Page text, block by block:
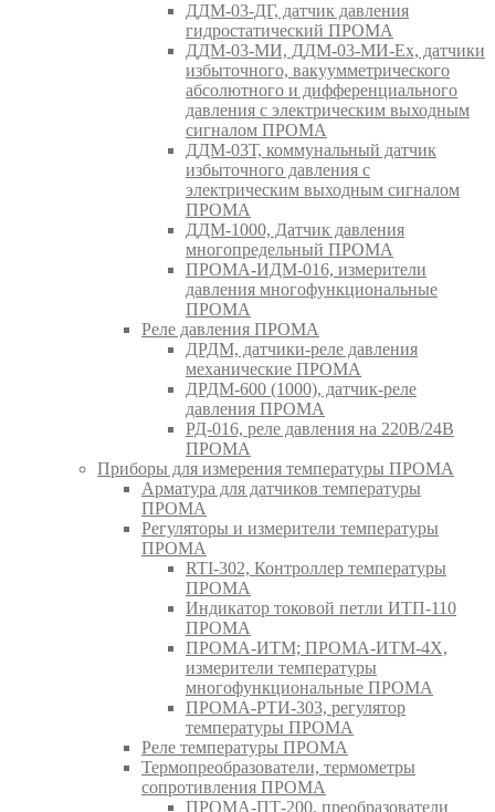
ДДМ-03-ДГ, датчик давления
гидростатический ПРОМА
ДДМ-03-МИ, ДДМ-03-МИ-Ех, датчики
избыточного, вакуумметрического
абсолютного и дифференциального
давления с электрическим выходным
сигналом ПРОМА
ДДМ-03Т, коммунальный датчик
избыточного давления с
электрическим выходным сигналом
ПРОМА
ДДМ-1000, Датчик давления
многопредельный ПРОМА
ПРОМА-ИДМ-016, измерители
давления многофункциональные
ПРОМА
Реле давления ПРОМА
ДРДМ, датчики-реле давления
механические ПРОМА
ДРДМ-600 (1000), датчик-реле
давления ПРОМА
РД-016, реле давления на 220В/24В
ПРОМА
Приборы для измерения температуры ПРОМА
Арматура для датчиков температуры
ПРОМА
Регуляторы и измерители температуры
ПРОМА
RTI-302, Контроллер температуры
ПРОМА
Индикатор токовой петли ИТП-110
ПРОМА
ПРОМА-ИТМ; ПРОМА-ИТМ-4Х,
измерители температуры
многофункциональные ПРОМА
ПРОМА-РТИ-303, регулятор
температуры ПРОМА
Реле температуры ПРОМА
Термопреобразователи, термометры
сопротивления ПРОМА
ПРОМА-ПТ-200, преобразователи